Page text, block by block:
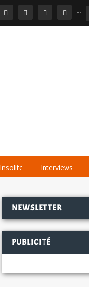
~
Insolite Interviews
NEWSLETTER
PUBLICITÉ